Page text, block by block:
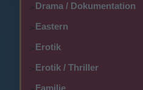
>Drama / Dokumentation
>Eastern
>Erotik
>Erotik / Thriller
Familie